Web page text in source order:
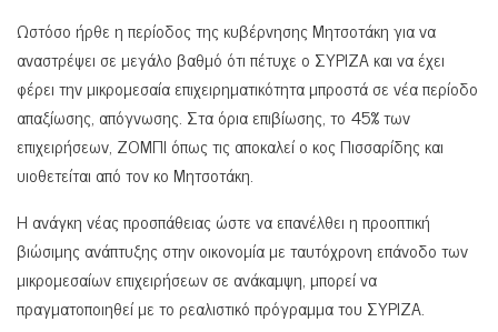
Ωστόσο ήρθε η περίοδος της κυβέρνησης Μητσοτάκη για να
αναστρέψει σε μεγάλο βαθμό ότι πέτυχε ο ΣΥΡΙΖΑ και να έχει
φέρει την μικρομεσαία επιχειρηματικότητα μπροστά σε νέα περίοδο
απαξίωσης, απόγνωσης. Στα όρια επιβίωσης, το 45% των
επιχειρήσεων, ΖΟΜΠΙ όπως τις αποκαλεί ο κος Πισσαρίδης και
υιοθετείται από τον κο Μητσοτάκη.
Η ανάγκη νέας προσπάθειας ώστε να επανέλθει η προοπτική
βιώσιμης ανάπτυξης στην οικονομία με ταυτόχρονη επάνοδο των
μικρομεσαίων επιχειρήσεων σε ανάκαμψη, μπορεί να
πραγματοποιηθεί με το ρεαλιστικό πρόγραμμα του ΣΥΡΙΖΑ.